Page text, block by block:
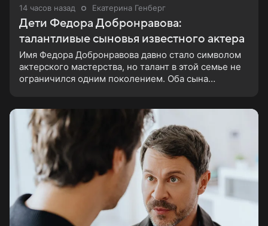
14 часов назад Екатерина Генберг
Дети Федора Добронравова:
талантливые сыновья известного актера
Имя Федора Добронравова давно стало символом
актерского мастерства, но талант в этой семье не
ограничился одним поколением. Оба сына